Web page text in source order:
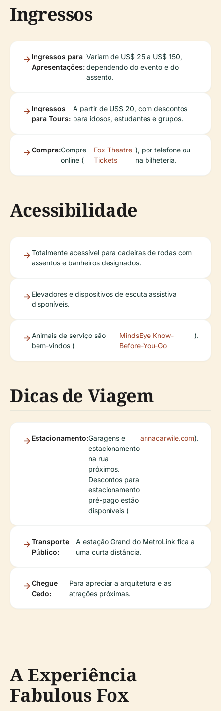
Ingressos
Ingressos para
Apresentações:
Variam de US$ 25 a US$ 150,
dependendo do evento e do
assento.
Ingressos
para Tours:
A partir de US$ 20, com descontos
para idosos, estudantes e grupos.
Compra:Compre
online (
Fox Theatre
Tickets
), por telefone ou
na bilheteria.
Acessibilidade
Totalmente acessível para cadeiras de rodas com
assentos e banheiros designados.
Elevadores e dispositivos de escuta assistiva
disponíveis.
Animais de serviço são
bem-vindos (
MindsEye Know-
Before-You-Go
).
Dicas de Viagem
Estacionamento:Garagens e
estacionamento
na rua
próximos.
Descontos para
estacionamento
pré-pago estão
disponíveis (
annacarwile.com).
Transporte
Público:
A estação Grand do MetroLink fica a
uma curta distância.
Chegue
Cedo:
Para apreciar a arquitetura e as
atrações próximas.
A Experiência
Fabulous Fox